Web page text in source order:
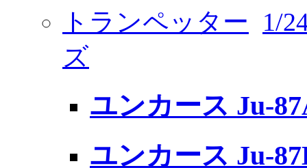
トランペッター
1/
ズ
ユンカース Ju-
ユンカース Ju-